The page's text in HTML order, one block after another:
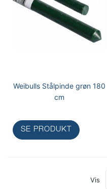
Weibulls Stålpinde grøn 180
cm
SE PRODUKT
Vis